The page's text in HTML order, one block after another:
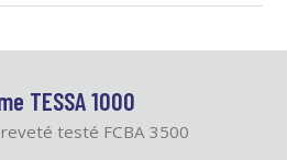
TESSA 1000
testé FCBA 3500